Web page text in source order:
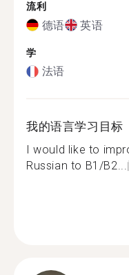
流利
德语 英语
学
法语
我的语言学习目标
I would like to
Russian to B1/B2...